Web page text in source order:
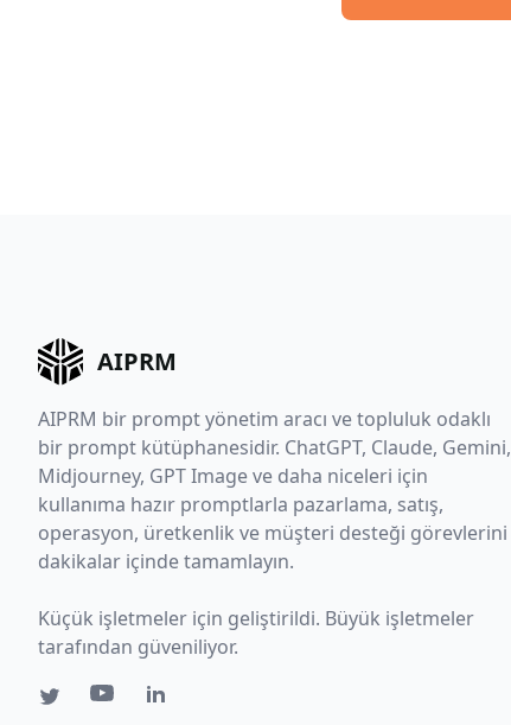
AIPRM
AIPRM bir prompt yönetim aracı ve topluluk odaklı
bir prompt kütüphanesidir. ChatGPT, Claude, Gemini,
Midjourney, GPT Image ve daha niceleri için
kullanıma hazır promptlarla pazarlama, satış,
operasyon, üretkenlik ve müşteri desteği görevlerini
dakikalar içinde tamamlayın.
Küçük işletmeler için geliştirildi. Büyük işletmeler
tarafından güveniliyor.